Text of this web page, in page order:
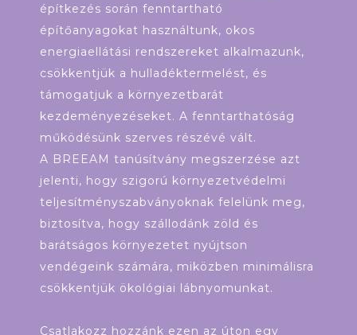
építkezés során fenntartható
építőanyagokat használtunk, okos
energiaellátási rendszereket alkalmazunk,
csökkentjük a hulladéktermelést, és
támogatjuk a környezetbarát
kezdeményezéseket. A fenntarthatóság
működésünk szerves részévé vált.
A BREEAM tanúsítvány megszerzése azt
jelenti, hogy szigorú környezetvédelmi
teljesítményszabványoknak felelünk meg,
biztosítva, hogy szállodánk zöld és
barátságos környezetet nyújtson
vendégeink számára, miközben minimálisra
csökkentjük ökológiai lábnyomunkat.
Csatlakozz hozzánk ezen az úton egy